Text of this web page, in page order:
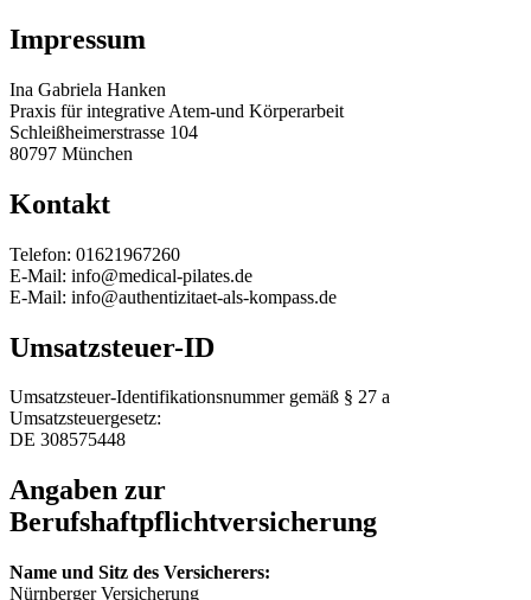
Impressum
Ina Gabriela Hanken
Praxis für integrative Atem-und Körperarbeit
Schleißheimerstrasse 104
80797 München
Kontakt
Telefon: 01621967260
E-Mail: info@medical-pilates.de
E-Mail: info@authentizitaet-als-kompass.de
Umsatzsteuer-ID
Umsatzsteuer-Identifikationsnummer gemäß § 27 a
Umsatzsteuergesetz:
DE 308575448
Angaben zur
Berufshaftpflichtversicherung
Name und Sitz des Versicherers:
Nürnberger Versicherung